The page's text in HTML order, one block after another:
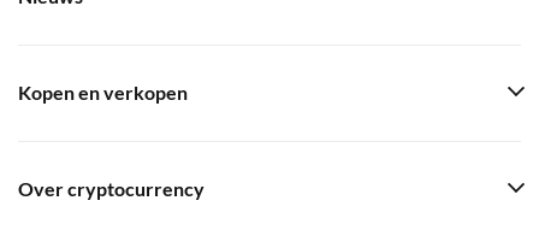
Kopen en verkopen
Over cryptocurrency